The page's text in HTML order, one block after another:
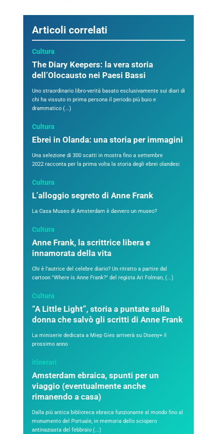
Articoli correlati
Cultura
The Diary Keepers: la vera storia
dell’Olocausto nei Paesi Bassi
Uno straordinario libro-verità basato esclusivamente sui diari di
chi ha vissuto in prima persona il periodo più buio e
drammatico (...)
Cultura
Ebrei in Olanda: una storia per immagini
Una selezione di 300 scatti in mostra fino a settembre
2022 racconta per la prima volta la storia degli ebrei olandesi
Cultura
L’alloggio segreto di Anne Frank
La Casa Museo di Amsterdam è davvero un museo?
Cultura
Anne Frank, la scrittrice libera e
innamorata della vita
Chi è l'autrice del celebre diario? Un ritratto a partire dal
cartoon "Where is Anne Frank?" del regista Ari Folman, (...)
Cultura
“A Little Light”, storia a puntate sulla
donna che salvò gli scritti di Anne Frank
La miniserie dedicata a Miep Gies arriverà su Diseny+ il
prossimo anno
itinerari
Amsterdam ebraica, spunti per un
viaggio (eventualmente anche
rimanendo a casa)
Dalla più antica biblioteca ebraica funzionante al mondo fino al
monumento del Portuale, in memoria dello sciopero
antinaziasta del febbraio (...)